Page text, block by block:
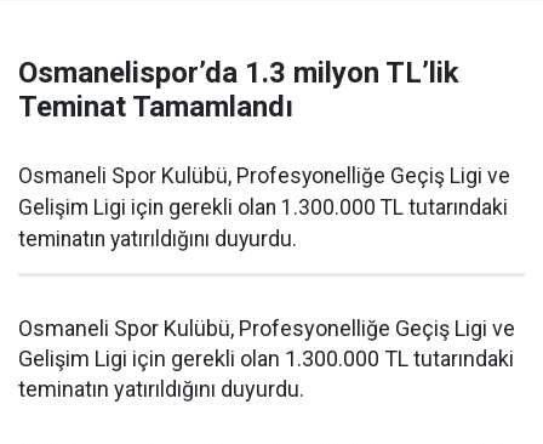
Osmanelispor’da 1.3 milyon TL’lik
Teminat Tamamlandı
Osmaneli Spor Kulübü, Profesyonelliğe Geçiş Ligi ve
Gelişim Ligi için gerekli olan 1.300.000 TL tutarındaki
teminatın yatırıldığını duyurdu.
Osmaneli Spor Kulübü, Profesyonelliğe Geçiş Ligi ve
Gelişim Ligi için gerekli olan 1.300.000 TL tutarındaki
teminatın yatırıldığını duyurdu.